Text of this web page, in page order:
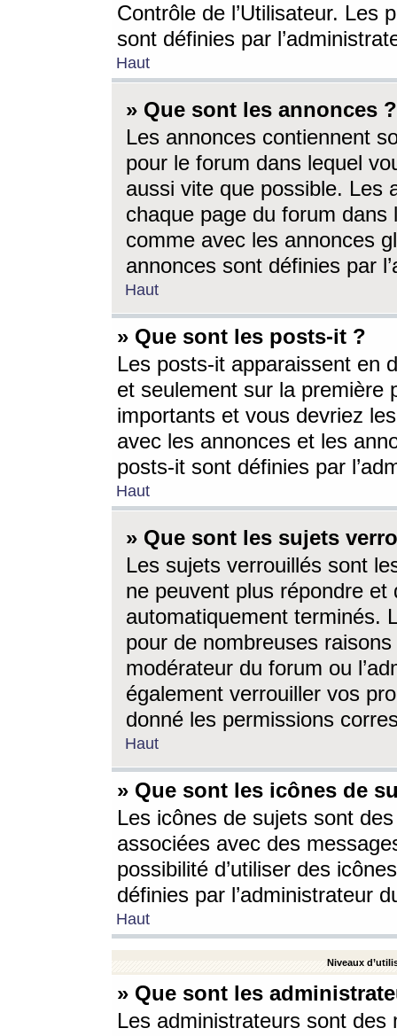
Contrôle de l’Utilisateur. Les
sont définies par
Haut
» Que sont les annonces ?
Les annonces contiennent
pour le forum dans lequel
aussi vite que possible. Les
chaque page du forum dans
comme avec les annonces
annonces sont définies par
Haut
» Que sont les posts-it ?
Les posts-it apparaissent en
et seulement sur la première
importants et vous devriez
avec les annonces et les
posts-it sont définies par
Haut
» Que sont les sujets
Les sujets verrouillés sont
ne peuvent plus répondre
automatiquement terminés.
pour de nombreuses
modérateur du forum ou
également verrouiller vos
donné les permissions
Haut
» Que sont les icônes de
Les icônes de sujets sont
associées avec des
possibilité d’utiliser des
définies par l’administrateur
Haut
Niveaux
» Que sont les
Les administrateurs sont